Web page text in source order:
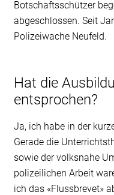
Botschaftsschützer
abgeschlossen. Seit
Polizeiwache Neufeld.
Hat die
entsprochen?
Ja, ich habe in der
Gerade die
sowie der volksnahe
polizeilichen Arbeit
ich das «Flussbrevet»